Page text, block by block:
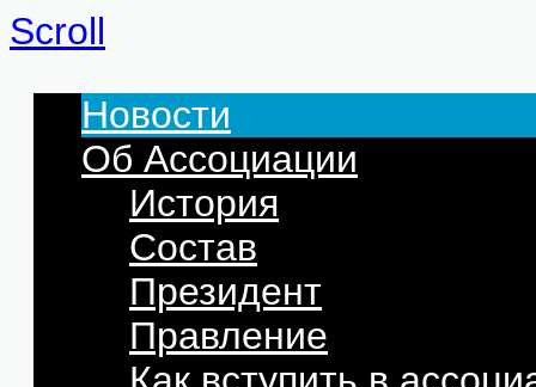
Scroll
Новости
Об Ассоциации
История
Состав
Президент
Правление